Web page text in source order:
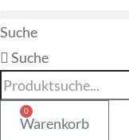
Suche
Suche
0
Warenkorb